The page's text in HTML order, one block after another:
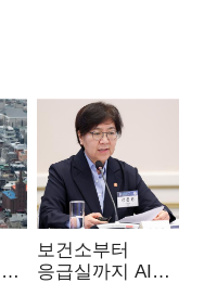
보건소부터
응급실까지 AI